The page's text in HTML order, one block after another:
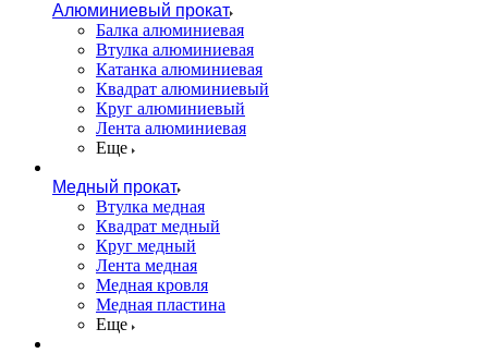
Алюминиевый прокат
Балка алюминиевая
Втулка алюминиевая
Катанка алюминиевая
Квадрат алюминиевый
Круг алюминиевый
Лента алюминиевая
Еще
Медный прокат
Втулка медная
Квадрат медный
Круг медный
Лента медная
Медная кровля
Медная пластина
Еще